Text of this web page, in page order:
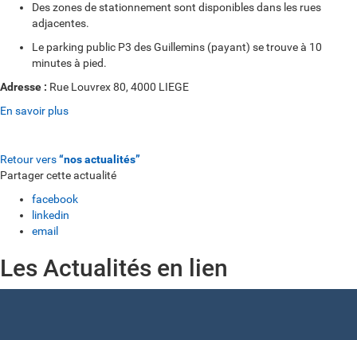
Des zones de stationnement sont disponibles dans les rues
adjacentes.
Le parking public P3 des Guillemins (payant) se trouve à 10
minutes à pied.
Adresse : Rue Louvrex 80, 4000 LIEGE
En savoir plus
Retour vers“nos actualités”
Partager cette actualité
facebook
linkedin
email
Les Actualités en lien